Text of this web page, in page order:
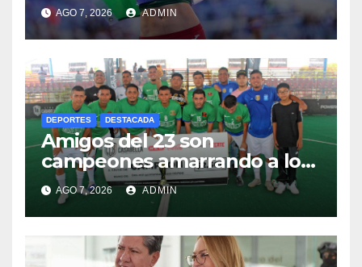
fallecidos
AGO 7, 2026 ADMIN
DEPORTES DESTACADA
Amigos del 23 son
campeones amarrando a los
“Perros Bravos”
AGO 7, 2026 ADMIN